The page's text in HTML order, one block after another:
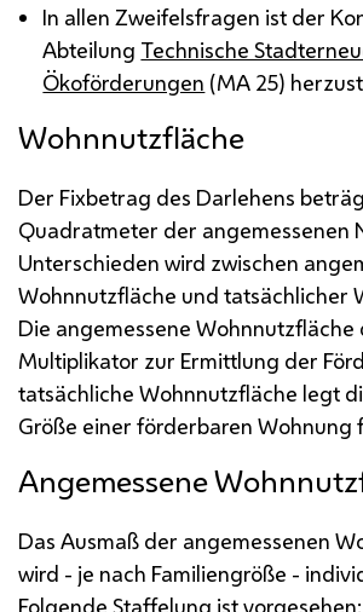
In allen Zweifelsfragen ist der
Abteilung Technische
Ökoförderungen (MA 25)
Wohnnutzfläche
Der Fixbetrag des Darlehens
Quadratmeter der angemessenen
Unterschieden wird zwischen
Wohnnutzfläche und tatsächlicher
Die angemessene Wohnnutzfläche
Multiplikator zur Ermittlung der
tatsächliche Wohnnutzfläche legt
Größe einer förderbaren Wohnung
Angemessene
Das Ausmaß der angemessenen
wird - je nach Familiengröße -
Folgende Staffelung ist vorgesehen: